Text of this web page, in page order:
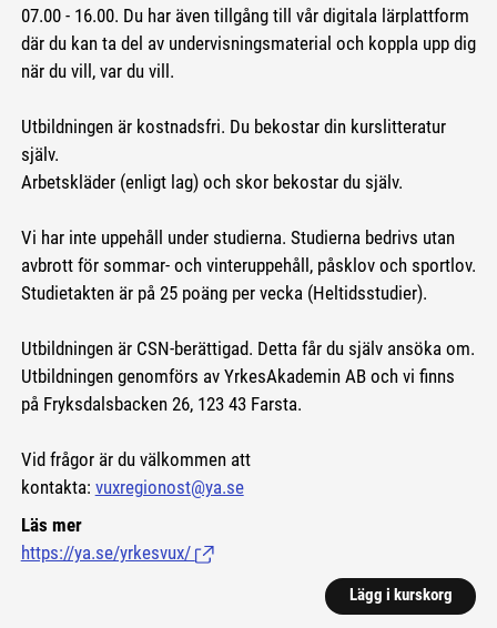
07.00 - 16.00. Du har även tillgång till vår digitala lärplattform
där du kan ta del av undervisningsmaterial och koppla upp dig
när du vill, var du vill.
Utbildningen är kostnadsfri. Du bekostar din kurslitteratur
själv.
Arbetskläder (enligt lag) och skor bekostar du själv.
Vi har inte uppehåll under studierna. Studierna bedrivs utan
avbrott för sommar- och vinteruppehåll, påsklov och sportlov.
Studietakten är på 25 poäng per vecka (Heltidsstudier).
Utbildningen är CSN-berättigad. Detta får du själv ansöka om.
Utbildningen genomförs av YrkesAkademin AB och vi finns
på Fryksdalsbacken 26, 123 43 Farsta.
Vid frågor är du välkommen att
kontakta: vuxregionost@ya.se
Läs mer
https://ya.se/yrkesvux/ (Länk till extern sida.)
Lägg i kurskorg